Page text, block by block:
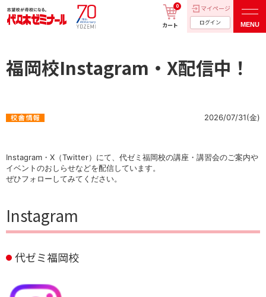
カート
0 マイページ
ログイン MENU
福岡校Instagram・X配信中！
2026/07/31(金)
Instagram・X（Twitter）にて、代ゼミ福岡校の講座・講習会のご案内や
イベントのおしらせなどを配信しています。
ぜひフォローしてみてください。
Instagram
代ゼミ福岡校